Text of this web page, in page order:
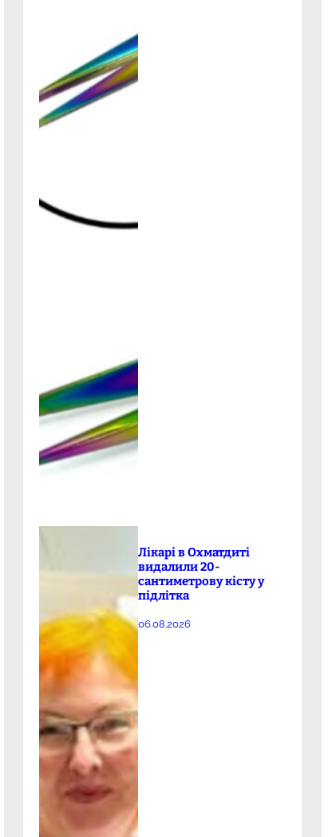
Лікарі в Охматдиті
видалили 20-
сантиметрову кісту у
підлітка
06.08.2026